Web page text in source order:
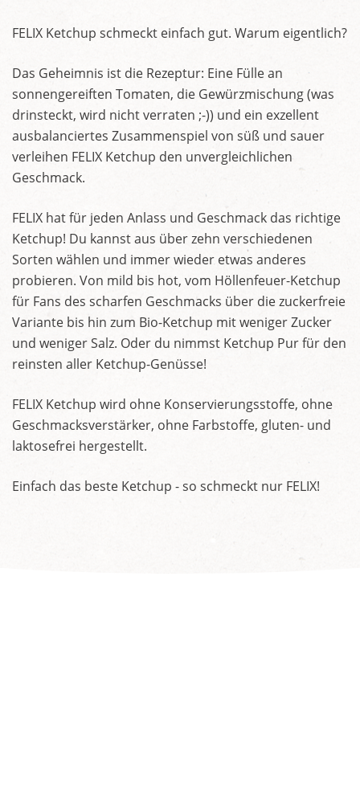
FELIX Ketchup schmeckt einfach gut. Warum eigentlich?
Das Geheimnis ist die Rezeptur: Eine Fülle an
sonnengereiften Tomaten, die Gewürzmischung (was
drinsteckt, wird nicht verraten ;-)) und ein exzellent
ausbalanciertes Zusammenspiel von süß und sauer
verleihen FELIX Ketchup den unvergleichlichen
Geschmack.
FELIX hat für jeden Anlass und Geschmack das richtige
Ketchup! Du kannst aus über zehn verschiedenen
Sorten wählen und immer wieder etwas anderes
probieren. Von mild bis hot, vom Höllenfeuer-Ketchup
für Fans des scharfen Geschmacks über die zuckerfreie
Variante bis hin zum Bio-Ketchup mit weniger Zucker
und weniger Salz. Oder du nimmst Ketchup Pur für den
reinsten aller Ketchup-Genüsse!
FELIX Ketchup wird ohne Konservierungsstoffe, ohne
Geschmacksverstärker, ohne Farbstoffe, gluten- und
laktosefrei hergestellt.
Einfach das beste Ketchup - so schmeckt nur FELIX!